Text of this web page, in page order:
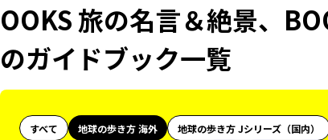
OOKS 旅の名言＆絶景、
のガイドブック一覧
すべて 地球の歩き方 海外 地球の歩き方 Jシリーズ（国内）